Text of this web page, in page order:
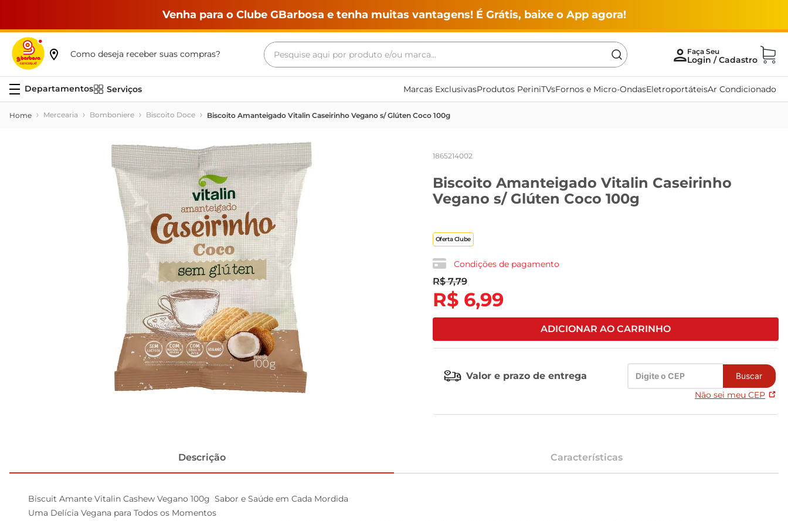
Venha para o Clube GBarbosa e tenha muitas vantagens! É Grátis, baixe o App agora!
Como deseja receber suas compras?
Pesquise aqui por produto e/ou marca...
Serviços Marcas ExclusivasProdutos PeriniTVsFornos e Micro-OndasEletroportáteisAr Condicionado
Mercearia Bomboniere Biscoito Doce Biscoito Amanteigado Vitalin Caseirinho Vegano s/ Glúten Coco 100g
1865214002
Biscoito Amanteigado Vitalin Caseirinho
Vegano s/ Glúten Coco 100g
Oferta Clube
Condições de pagamento
R$ 7,79
R$ 6,99
ADICIONAR AO CARRINHO
Valor e prazo de entrega Buscar
Não sei meu CEP
Descrição Características
Biscuit Amante Vitalin Cashew Vegano 100g  Sabor e Saúde em Cada Mordida
Uma Delícia Vegana para Todos os Momentos
Termos mais buscados
maquina lavar
café
cerveja
frango
vinho
leite
tv
leite pó